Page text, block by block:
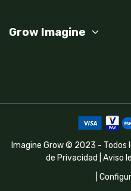
Grow Imagine
Imagine Grow © 2023 - Todos
de Privacidad
Aviso